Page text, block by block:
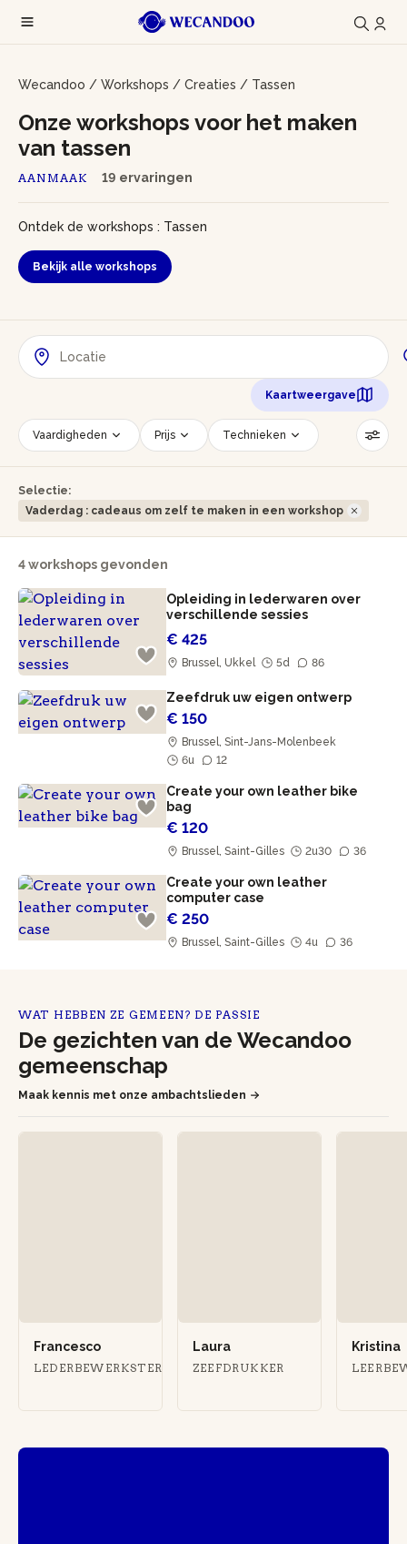
Wecandoo / Workshops / Creaties / Tassen
AANMAAK 19 ervaringen
Onze workshops voor het maken
van tassen
Ontdek de workshops : Tassen
Bekijk alle workshops
Kaartweergave
Vaardigheden Prijs Technieken
Datum Tijdslot Aantal personen
Leeftijd van de deelnemers
Rolstoeltoegankelijk Filters resetten
Selectie:
Vaderdag : cadeaus om zelf te maken in een workshop
4 workshops gevonden
Opleiding in lederwaren over
verschillende sessies
€ 425
Brussel, Ukkel 5d 86
Zeefdruk uw eigen ontwerp
€ 150
Brussel, Sint-Jans-Molenbeek
6u
12
Create your own leather bike
bag
€ 120
Brussel, Saint-Gilles 2u30 36
Create your own leather
computer case
€ 250
Brussel, Saint-Gilles 4u 36
WAT HEBBEN ZE GEMEEN? DE PASSIE
De gezichten van de Wecandoo
gemeenschap
Maak kennis met onze ambachtslieden
Francesco
LEDERBEWERKSTER
Laura
ZEEFDRUKKER
Kristina